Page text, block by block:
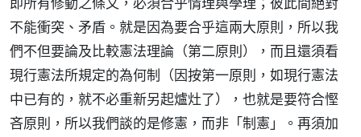
不能衝突、矛盾。就是因為要合乎這兩大原則，所以我
們不但要論及比較憲法理論（第二原則），而且還須看
現行憲法所規定的為何制（因按第一原則，如現行憲法
中已有的，就不必重新另起爐灶了），也就是要符合慳
吝原則，所以我們談的是修憲，而非「制憲」。再須加